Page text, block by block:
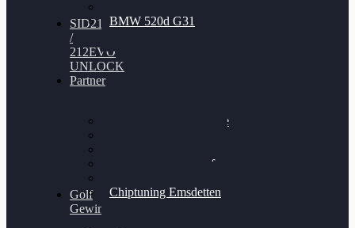
BMW 520d G31
SID212
/
212EVO
UNLOCK
Partner
Bilgenroth Performance
Chiptuning Schüttorf
Chiptuning Emsdetten
Golf
Gewinnspiel